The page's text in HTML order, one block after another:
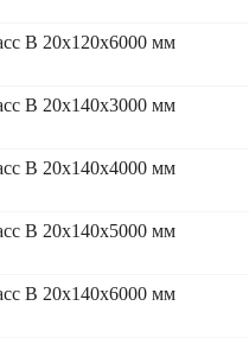
В 20x120x6000 мм
В 20x140x3000 мм
В 20x140x4000 мм
В 20x140x5000 мм
В 20x140x6000 мм